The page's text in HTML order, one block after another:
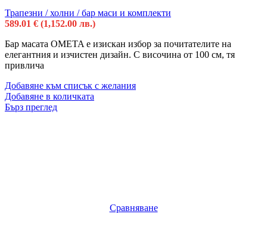
Трапезни / холни / бар маси и комплекти
589.01 € (1,152.00 лв.)
Бар масата OMETA е изискан избор за почитателите на
елегантния и изчистен дизайн. С височина от 100 см, тя
привлича
Добавяне към списък с желания
Добавяне в количката
Бърз преглед
Сравняване